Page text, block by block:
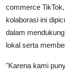
commerce
kolaborasi ini
dalam
lokal serta
"Karena kami